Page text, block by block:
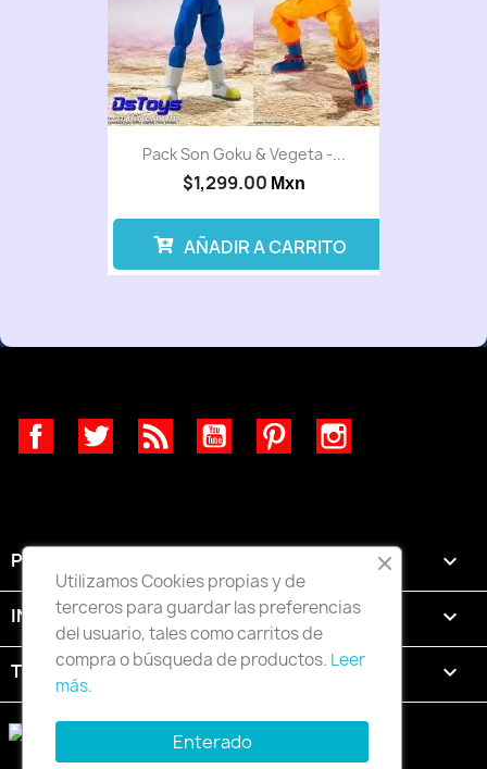
Pack Son Goku & Vegeta -...
$1,299.00 Mxn
AÑADIR A CARRITO
FacebookTwitter Rss YouTube Pinterest
PRODUCTOS 
INFORMACIÓN 
TU CUENTA 
Utilizamos Cookies propias y de
terceros para guardar las preferencias
del usuario, tales como carritos de
compra o búsqueda de productos. Leer
más.
Enterado